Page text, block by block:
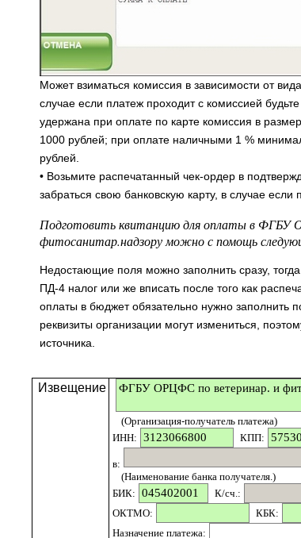
Может взиматься комиссия в зависимости от
случае если платеж проходит с комиссией
удержана при оплате по карте комиссия в
1000 рублей; при оплате наличными 1 %
рублей.
• Возьмите распечатанный чек-ордер в
забраться свою банковскую карту, в случае
Подготовить квитанцию для оплаты в ФГБУ
фитосанитар.надзору можно с помощь
Недостающие поля можно заполнить сразу,
ПД-4 налог или же вписать после того как
оплаты в бюджет обязательно нужно
реквизиты организации могут измениться,
источника.
Извещение
(Организация-получатель платежа)
ИНН:
КПП:
в:
(Наименование банка получателя.)
БИК:
К/сч.:
ОКТМО:
КБК:
Назначение платежа: